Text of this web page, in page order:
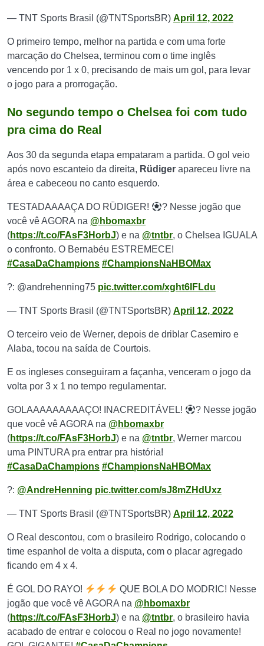
— TNT Sports Brasil (@TNTSportsBR) April 12, 2022
O primeiro tempo, melhor na partida e com uma forte
marcação do Chelsea, terminou com o time inglês
vencendo por 1 x 0, precisando de mais um gol, para levar
o jogo para a prorrogação.
No segundo tempo o Chelsea foi com tudo
pra cima do Real
Aos 30 da segunda etapa empataram a partida. O gol veio
após novo escanteio da direita, Rüdiger apareceu livre na
área e cabeceou no canto esquerdo.
TESTADAAAAÇA DO RÜDIGER!
? Nesse jogão que
você vê AGORA na @hbomaxbr
(https://t.co/FAsF3HorbJ) e na @tntbr, o Chelsea IGUALA
o confronto. O Bernabéu ESTREMECE!
#CasaDaChampions #ChampionsNaHBOMax
?️: @andrehenning75 pic.twitter.com/xght6IFLdu
— TNT Sports Brasil (@TNTSportsBR) April 12, 2022
O terceiro veio de Werner, depois de driblar Casemiro e
Alaba, tocou na saída de Courtois.
E os ingleses conseguiram a façanha, venceram o jogo da
volta por 3 x 1 no tempo regulamentar.
GOLAAAAAAAAAÇO! INACREDITÁVEL!
? Nesse jogão
que você vê AGORA na @hbomaxbr
(https://t.co/FAsF3HorbJ) e na @tntbr, Werner marcou
uma PINTURA pra entrar pra história!
#CasaDaChampions #ChampionsNaHBOMax
?️: @AndreHenning pic.twitter.com/sJ8mZHdUxz
— TNT Sports Brasil (@TNTSportsBR) April 12, 2022
O Real descontou, com o brasileiro Rodrigo, colocando o
time espanhol de volta a disputa, com o placar agregado
ficando em 4 x 4.
É GOL DO RAYO!
QUE BOLA DO MODRIC! Nesse
jogão que você vê AGORA na @hbomaxbr
(https://t.co/FAsF3HorbJ) e na @tntbr, o brasileiro havia
acabado de entrar e colocou o Real no jogo novamente!